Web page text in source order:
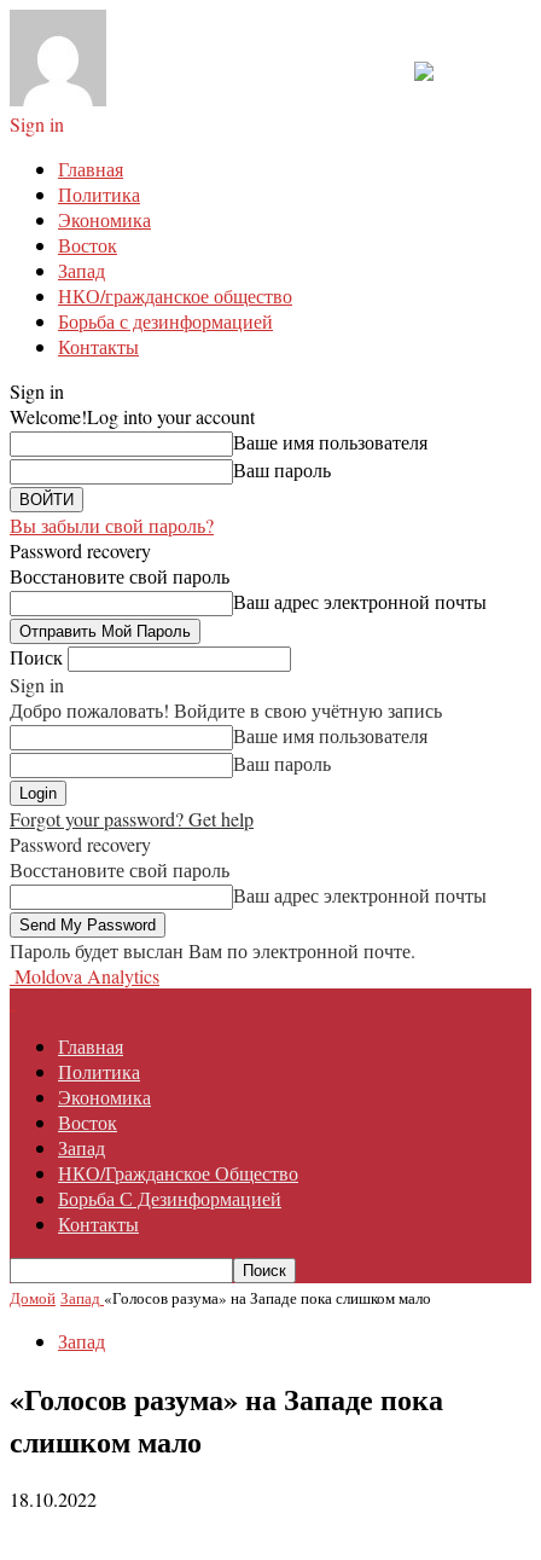
Sign in
Главная
Политика
Экономика
Восток
Запад
НКО/гражданское общество
Борьба с дезинформацией
Контакты
Sign in
Welcome!Log into your account
Ваше имя пользователя
Ваш пароль
Вы забыли свой пароль?
Password recovery
Восстановите свой пароль
Ваш адрес электронной почты
Поиск
Sign in
Добро пожаловать! Войдите в свою учётную запись
Ваше имя пользователя
Ваш пароль
Forgot your password? Get help
Password recovery
Восстановите свой пароль
Ваш адрес электронной почты
Пароль будет выслан Вам по электронной почте.
Moldova Analytics
Главная
Политика
Экономика
Восток
Запад
НКО/гражданское Общество
Борьба С Дезинформацией
Контакты
Домой Запад «Голосов разума» на Западе пока слишком мало
Запад
«Голосов разума» на Западе пока
слишком мало
18.10.2022